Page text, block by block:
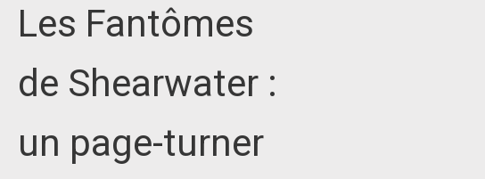
Les Fantômes
de Shearwater :
un page-turner